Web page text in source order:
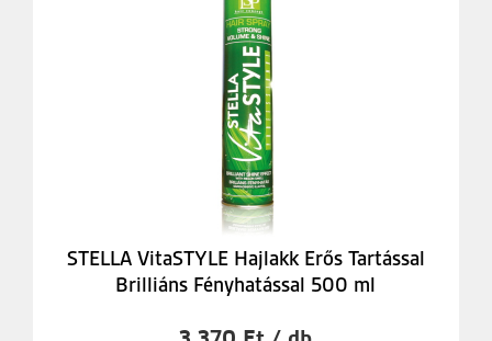
STELLA VitaSTYLE Hajlakk Erős Tartással
Brilliáns Fényhatással 500 ml